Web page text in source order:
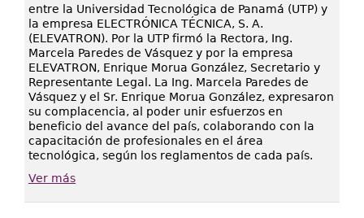
entre la Universidad Tecnológica de Panamá (UTP) y
la empresa ELECTRÓNICA TÉCNICA, S. A.
(ELEVATRON). Por la UTP firmó la Rectora, Ing.
Marcela Paredes de Vásquez y por la empresa
ELEVATRON, Enrique Morua González, Secretario y
Representante Legal. La Ing. Marcela Paredes de
Vásquez y el Sr. Enrique Morua González, expresaron
su complacencia, al poder unir esfuerzos en
beneficio del avance del país, colaborando con la
capacitación de profesionales en el área
tecnológica, según los reglamentos de cada país.
Ver más